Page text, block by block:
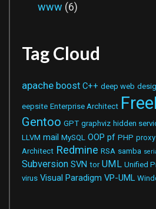
www (6)
Tag Cloud
apache boost C++ deep web
eepsite Enterprise Architect
Gentoo GPT graphviz hidden
LLVM mail MySQL OOP pf PHP proxy
Architect Redmine RSA samba
Subversion SVN tor UML Unified
virus Visual Paradigm VP-UML